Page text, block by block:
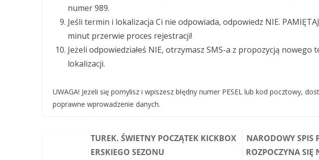
numer 989.
Jeśli termin i lokalizacja Ci nie odpowiada, odpowiedz NIE.
minut przerwie proces rejestracji!
Jeżeli odpowiedziałeś NIE, otrzymasz SMS-a z propozycją nowego
lokalizacji.
UWAGA! Jeżeli się pomylisz i wpiszesz błędny numer PESEL lub kod pocztowy,
poprawne wprowadzenie danych.
TUREK. ŚWIETNY POCZĄTEK KICKBOX
ERSKIEGO SEZONU
NARODOWY SPIS
ROZPOCZYNA